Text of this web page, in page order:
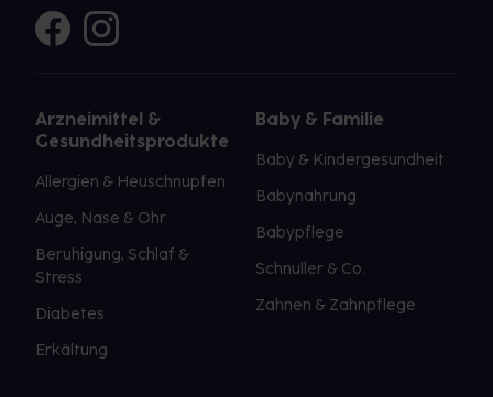
Arzneimittel &
Gesundheitsprodukte
Allergien & Heuschnupfen
Auge, Nase & Ohr
Beruhigung, Schlaf &
Stress
Diabetes
Erkältung
Baby & Familie
Baby & Kindergesundheit
Babynahrung
Babypflege
Schnuller & Co.
Zahnen & Zahnpflege